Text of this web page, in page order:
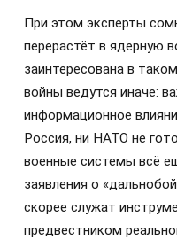
При этом эксперты
перерастёт в ядерную
заинтересована в
войны ведутся иначе:
информационное
Россия, ни НАТО не
военные системы всё
заявления о
скорее служат
предвестником